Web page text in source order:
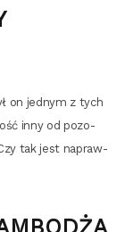
on jed­nym z tych
inny od pozo­
tak jest napraw­